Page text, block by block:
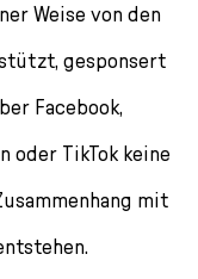
Weise von den
gesponsert
Facebook,
oder TikTok keine
mit